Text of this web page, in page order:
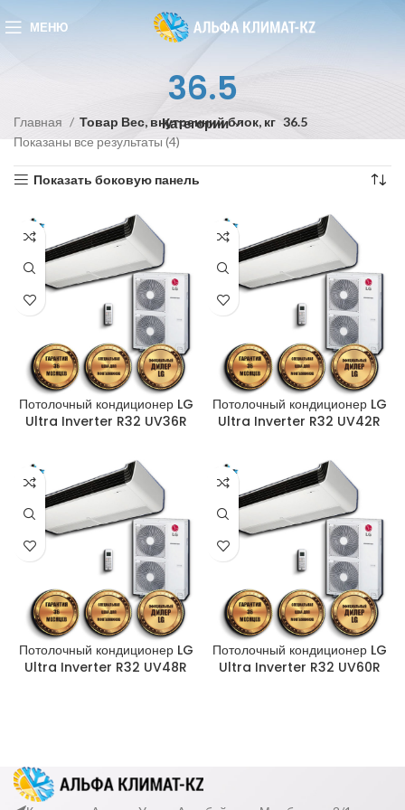
МЕНЮ
36.5
Категории
Главная Товар Вес, внутренний блок, кг 36.5
Показаны все результаты (4)
Показать боковую панель
Потолочный кондиционер LG
Ultra Inverter R32 UV36R
Потолочный кондиционер LG
Ultra Inverter R32 UV42R
Потолочный кондиционер LG
Ultra Inverter R32 UV48R
Потолочный кондиционер LG
Ultra Inverter R32 UV60R